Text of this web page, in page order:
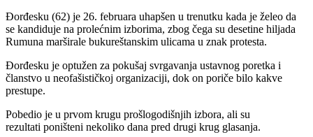
Đorđesku (62) je 26. februara uhapšen u trenutku kada je želeo da
se kandiduje na prolećnim izborima, zbog čega su desetine hiljada
Rumuna marširale bukureštanskim ulicama u znak protesta.
Đorđesku je optužen za pokušaj svrgavanja ustavnog poretka i
članstvo u neofašističkoj organizaciji, dok on poriče bilo kakve
prestupe.
Pobedio je u prvom krugu prošlogodišnjih izbora, ali su
rezultati poništeni nekoliko dana pred drugi krug glasanja.